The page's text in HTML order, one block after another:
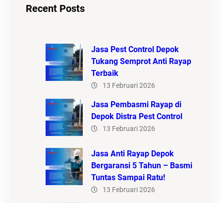
Recent Posts
Jasa Pest Control Depok
Tukang Semprot Anti Rayap
Terbaik
13 Februari 2026
Jasa Pembasmi Rayap di
Depok Distra Pest Control
13 Februari 2026
Jasa Anti Rayap Depok
Bergaransi 5 Tahun – Basmi
Tuntas Sampai Ratu!
13 Februari 2026